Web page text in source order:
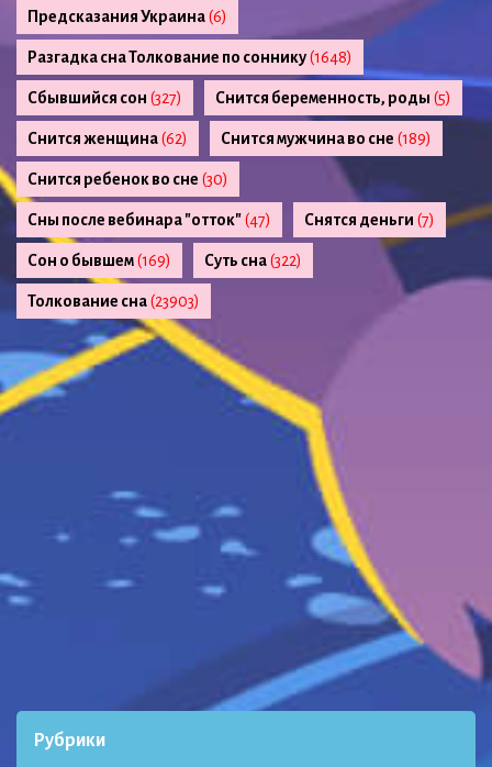
Предсказания Украина(6)
Разгадка сна Толкование по соннику(1648)
Сбывшийся сон (327) Снится беременность, роды (5)
Снится женщина(62) Снится мужчина во сне (189)
Снится ребенок во сне (30)
Сны после вебинара "отток"(47) Снятся деньги (7)
Сон о бывшем(169) Суть сна(322)
Толкование сна(23903)
Рубрики